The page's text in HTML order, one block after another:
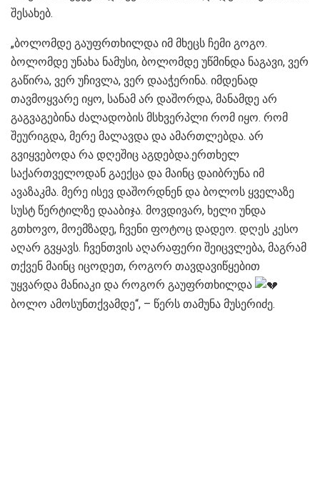
შესახებ.
„ბოლომდე გაუფრთხილდა იმ მხეცს ჩემი გოგო.
ბოლომდე უნახა ნამუსი, ბოლომდე უწმინდა ნაგავი, ვერ
გაწირა, ვერ უჩივლა, ვერ დააჭერინა. იმდენად
თავმოყვარე იყო, სანამ არ დაშორდა, მანამდე არ
გაგვაგებინა ძალადობის მსხვერპლი რომ იყო. რომ
შეურიგდა, მერე მალავდა და ამართლებდა. არ
გვიყვებოდა რა დღეშიც აგდებდა.ერთხელ
საქართველოდან გაექცა და მაინც დაიბრუნა იმ
ავაზაკმა. მერე ისევ დაშორდნენ და ბოლოს ყველაზე
სუსტ წერტილზე დააბიჯა. მოვდივარ, ხელი უნდა
გთხოვო, მოემზადე, ჩვენი ფოტოც დადეო. დღეს კესო
აღარ გვყავს. ჩვენთვის აღარაფერი შეიცვლება, მაგრამ
თქვენ მაინც იცოდეთ, როგორ თავდავიწყებით
უყვარდა მანიაკი და როგორ გაუფრთხილდა
ბოლო ამოსუნთქვამდე“, – წერს თამუნა მუსერიძე.